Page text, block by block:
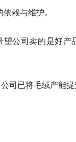
赖与维护。
公司卖的是好产
司已将毛绒产能